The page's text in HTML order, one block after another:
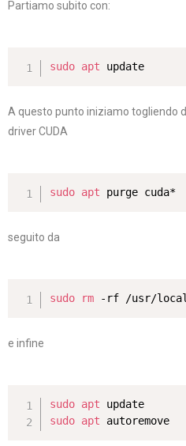
Partiamo subito con:
sudo apt update
A questo punto iniziamo togliendo
driver CUDA
sudo apt purge cuda*
seguito da
sudo rm -rf /usr/
e infine
sudo apt
sudo apt autoremove